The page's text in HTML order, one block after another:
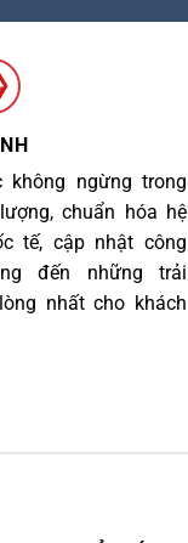
ngừng trong
chuẩn hóa hệ
tế, cập nhật công
đến những trải
nhất cho khách